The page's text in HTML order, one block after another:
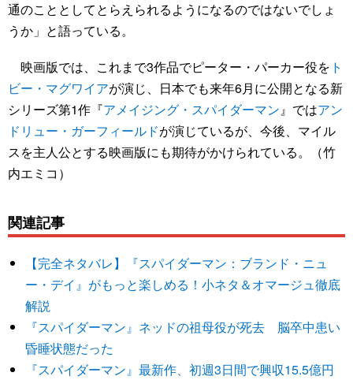
通のこととしてとらえられるようになるのではないでしょ
うか」と語っている。
映画版では、これまで3作品でピーター・パーカー役を ト
ビー・マグワイアが演じ、日本でも来年6月に公開となる新
シリーズ第1作『アメイジング・スパイダーマン』ではアン
ドリュー・ガーフィールドが演じているが、今後、マイル
スを主人公とする映画版にも期待がかけられている。（竹
内エミコ）
関連記事
【完全ネタバレ】『スパイダーマン：ブランド・ニュ
ー・デイ』がもっと楽しめる！小ネタ＆オマージュ徹底
解説
『スパイダーマン』ネッドの祖母役が死去 脳卒中患い
昏睡状態だった
『スパイダーマン』最新作、初週3日間で興収15.5億円